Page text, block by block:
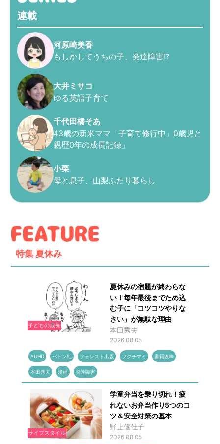
連載
河原崎美香
もしかしてうちの子、発達障害!?
大井ミサコ
ゆる英語子育て
千代田橋そあ
43歳の新米ママ「子育て修行中」0歳児と
親歴0年の成長記録」
小栗
母と息子、山梨ふたり暮らし
特集 夏休み
子どもの成長
夏休みの宿題が終わらな
い！毎年最後までため込
む子に「コツコツやりな
さい」が無駄な理由
本田秀夫
2026.08.05
ADHD バトン社 フォレスト出版 フクチマミ 書籍抜粋
本田秀夫 漫画 発達障害
ライフスタイル
学童弁当を乗り切れ！疲
れないお弁当作り5つのコ
ツ＆安全対策の基本
野上優佳子
2026.08.05